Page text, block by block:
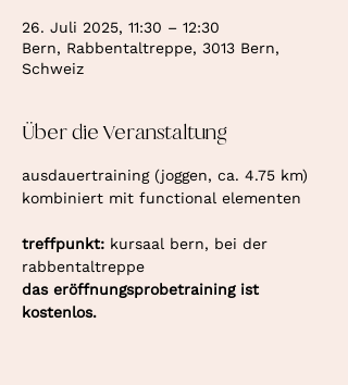
26. Juli 2025, 11:30 – 12:30
Bern, Rabbentaltreppe, 3013 Bern,
Schweiz
Über die Veranstaltung
ausdauertraining (joggen, ca. 4.75 km)
kombiniert mit functional elementen
treffpunkt: kursaal bern, bei der
rabbentaltreppe
das eröffnungsprobetraining ist
kostenlos.